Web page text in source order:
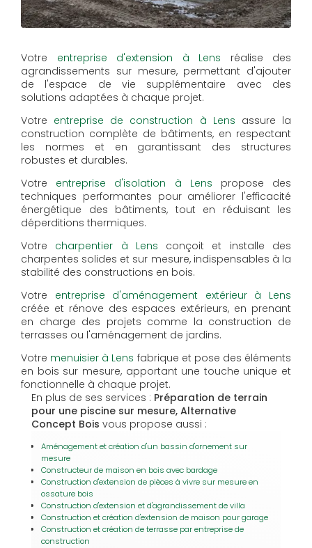
Votre entreprise d'extension à Lens réalise des
agrandissements sur mesure, permettant d'ajouter
de l'espace de vie supplémentaire avec des
solutions adaptées à chaque projet.
Votre entreprise de construction à Lens assure la
construction complète de bâtiments, en respectant
les normes et en garantissant des structures
robustes et durables.
Votre entreprise d'isolation à Lens propose des
techniques performantes pour améliorer l'efficacité
énergétique des bâtiments, tout en réduisant les
déperditions thermiques.
Votre charpentier à Lens conçoit et installe des
charpentes solides et sur mesure, indispensables à la
stabilité des constructions en bois.
Votre entreprise d'aménagement extérieur à Lens
créée et rénove des espaces extérieurs, en prenant
en charge des projets comme la construction de
terrasses ou l'aménagement de jardins.
Votre menuisier à Lens fabrique et pose des éléments
en bois sur mesure, apportant une touche unique et
fonctionnelle à chaque projet.
En plus de ses services : Préparation de terrain
pour une piscine sur mesure, Alternative
Concept Bois vous propose aussi :
Aménagement et création d'un bassin d'ornement sur
mesure
Constructeur de maison en bois avec bardage
Construction d'extension de pièces à vivre sur mesure en
ossature bois
Construction d'extension et d'agrandissement de villa
Construction et création d'extension de maison pour garage
Construction et création de terrasse par entreprise de
construction